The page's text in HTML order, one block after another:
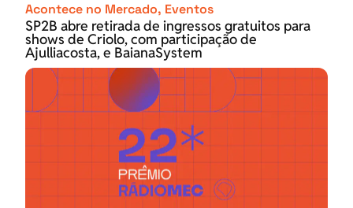
Acontece no Mercado, Eventos
SP2B abre retirada de ingressos gratuitos para
shows de Criolo, com participação de
Ajulliacosta, e BaianaSystem